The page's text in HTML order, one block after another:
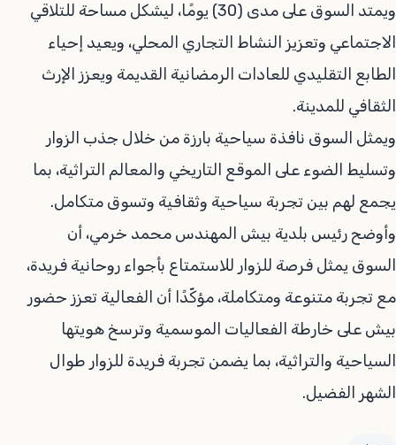
ويمتد السوق على مدى (30) يومًا، ليشكل مساحة للتلاقي
الاجتماعي وتعزيز النشاط التجاري المحلي، ويعيد إحياء
الطابع التقليدي للعادات الرمضانية القديمة ويعزز الإرث
الثقافي للمدينة.
ويمثل السوق نافذة سياحية بارزة من خلال جذب الزوار
وتسليط الضوء على الموقع التاريخي والمعالم التراثية، بما
يجمع لهم بين تجربة سياحية وثقافية وتسوق متكامل.
وأوضح رئيس بلدية بيش المهندس محمد خرمي، أن
السوق يمثل فرصة للزوار للاستمتاع بأجواء روحانية فريدة،
مع تجربة متنوعة ومتكاملة، مؤكّدًا أن الفعالية تعزز حضور
بيش على خارطة الفعاليات الموسمية وترسخ هويتها
السياحية والتراثية، بما يضمن تجربة فريدة للزوار طوال
الشهر الفضيل.